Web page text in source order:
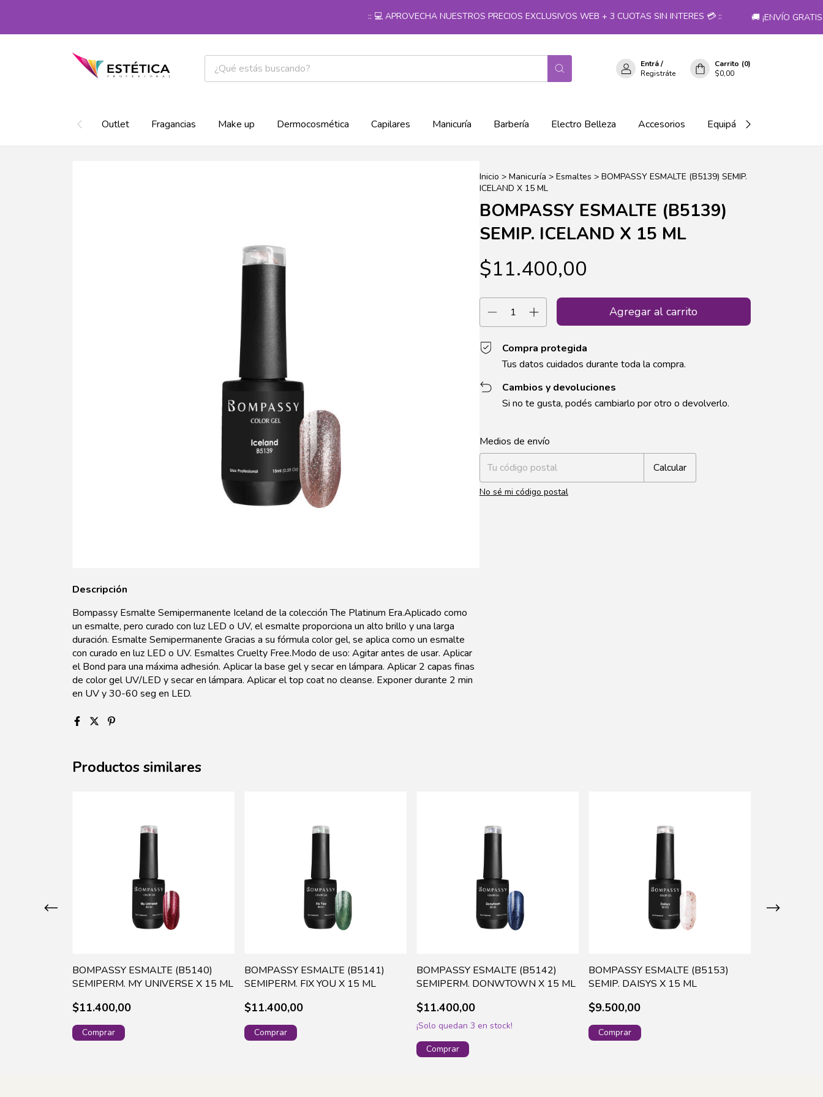
:: 💻 APROVECHA NUESTROS PRECIOS EXCLUSIVOS WEB + 3 CUOTAS SIN INTERES 💳 :: 🚚 ¡ENVÍO GRATIS
Entrá/
Registráte
Carrito (0)
$0,00
Outlet Fragancias Make up Dermocosmética Capilares Manicuría Barbería Electro Belleza Accesorios Equipá tu salón!
Inicio > Manicuría > Esmaltes > BOMPASSY ESMALTE (B5139) SEMIP.
ICELAND X 15 ML
BOMPASSY ESMALTE (B5139)
SEMIP. ICELAND X 15 ML
$11.400,00
Compra protegida
Tus datos cuidados durante toda la compra.
Cambios y devoluciones
Si no te gusta, podés cambiarlo por otro o devolverlo.
Entregas para el CP:
Medios de envío
Calcular
No sé mi código postal
Descripción
Bompassy Esmalte Semipermanente Iceland de la colección The Platinum Era.Aplicado como
un esmalte, pero curado con luz LED o UV, el esmalte proporciona un alto brillo y una larga
duración. Esmalte Semipermanente Gracias a su fórmula color gel, se aplica como un esmalte
con curado en luz LED o UV. Esmaltes Cruelty Free.Modo de uso: Agitar antes de usar. Aplicar
el Bond para una máxima adhesión. Aplicar la base gel y secar en lámpara. Aplicar 2 capas finas
de color gel UV/LED y secar en lámpara. Aplicar el top coat no cleanse. Exponer durante 2 min
en UV y 30-60 seg en LED.
Productos similares
BOMPASSY ESMALTE (B5140)
SEMIPERM. MY UNIVERSE X 15 ML
$11.400,00
BOMPASSY ESMALTE (B5141)
SEMIPERM. FIX YOU X 15 ML
$11.400,00
BOMPASSY ESMALTE (B5142)
SEMIPERM. DONWTOWN X 15 ML
$11.400,00
¡Solo quedan 3 en stock!
BOMPASSY ESMALTE (B5153)
SEMIP. DAISYS X 15 ML
$9.500,00